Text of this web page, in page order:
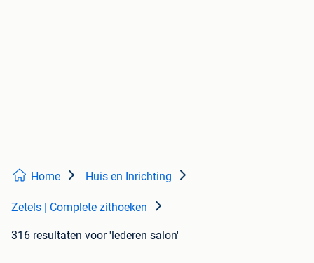
Home Huis en Inrichting
Zetels | Complete zithoeken
316 resultaten voor 'lederen salon'